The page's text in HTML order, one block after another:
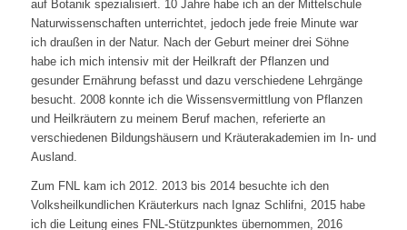
auf Botanik spezialisiert. 10 Jahre habe ich an der Mittelschule
Naturwissenschaften unterrichtet, jedoch jede freie Minute war
ich draußen in der Natur. Nach der Geburt meiner drei Söhne
habe ich mich intensiv mit der Heilkraft der Pflanzen und
gesunder Ernährung befasst und dazu verschiedene Lehrgänge
besucht. 2008 konnte ich die Wissensvermittlung von Pflanzen
und Heilkräutern zu meinem Beruf machen, referierte an
verschiedenen Bildungshäusern und Kräuterakademien im In- und
Ausland.
Zum FNL kam ich 2012. 2013 bis 2014 besuchte ich den
Volksheilkundlichen Kräuterkurs nach Ignaz Schlifni, 2015 habe
ich die Leitung eines FNL-Stützpunktes übernommen, 2016